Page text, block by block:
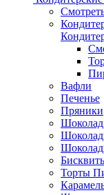
Вафли
Печенье
Пряники
Шоколад
Торты